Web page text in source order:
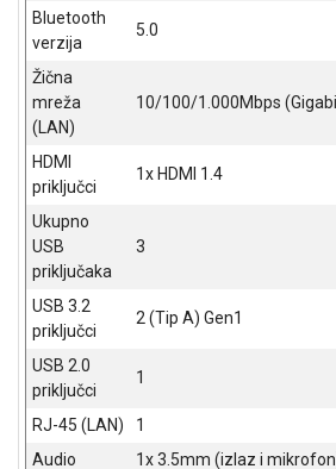
Bluetooth
verzija
5.0
Žična
mreža
(LAN)
10/100/1.000Mbps
HDMI
priključci
1x HDMI 1.4
Ukupno
USB
priključaka
3
USB 3.2
priključci
2 (Tip A) Gen1
USB 2.0
priključci
1
RJ-45 (LAN)
1
Audio
1x 3.5mm (izlaz i